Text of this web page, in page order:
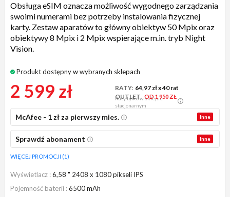
Obsługa eSIM oznacza możliwość wygodnego zarządzania
swoimi numerami bez potrzeby instalowania fizycznej
karty. Zestaw aparatów to główny obiektyw 50 Mpix oraz
obiektywy 8 Mpix i 2 Mpix wspierające m.in. tryb Night
Vision.
Produkt dostępny w wybranych sklepach
2 599 zł RATY: 64,97 złx 40 rat
Raty tylko w sklepie
stacjonarnym
OUTLET OD 1 950 ZŁ
Inne
McAfee - 1 zł za pierwszy mies.
Inne
Sprawdź abonament
WIĘCEJ PROMOCJI (1)
Wyświetlacz 6,58 " 2408 x 1080 pikseli IPS
Pojemność baterii 6500 mAh